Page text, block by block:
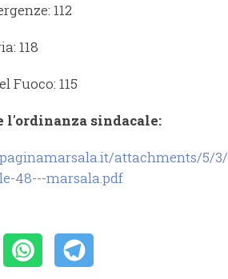
112
118
Fuoco: 115
l'ordinanza sindacale:
attachments/5/
48---marsala.pdf